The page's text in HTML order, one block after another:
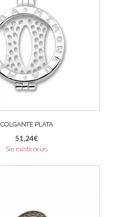
COLGANTE PLATA
51,24€
Sin existencias